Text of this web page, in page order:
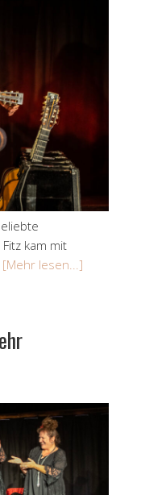
kam mit
[Mehr lesen...]